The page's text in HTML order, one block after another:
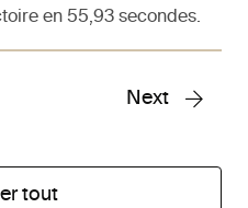
en 55,93 secondes.
Next
tout